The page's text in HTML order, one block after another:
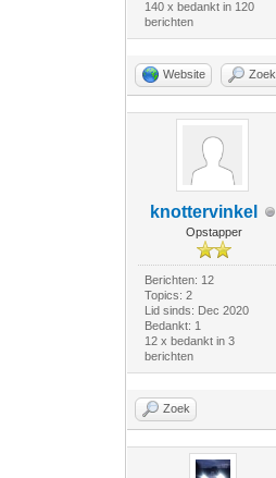
140 x bedankt in 120
berichten
Website Zoek
knottervinkel
Opstapper
Berichten: 12
Topics: 2
Lid sinds: Dec 2020
Bedankt: 1
12 x bedankt in 3
berichten
Zoek